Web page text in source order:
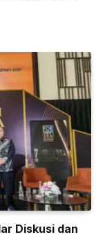
Diskusi dan